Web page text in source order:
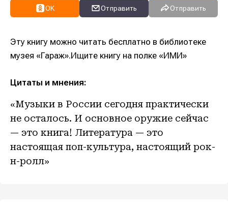
OK Отправить Отправить
Эту книгу можно читать бесплатно в библиотеке
музея «Гараж».Ищите книгу на полке «ИМИ»
Цитаты и мнения:
«Музыки в России сегодня практически
не осталось. И основное оружие сейчас
— это книга! Литература — это
настоящая поп-культура, настоящий рок-
н-ролл»